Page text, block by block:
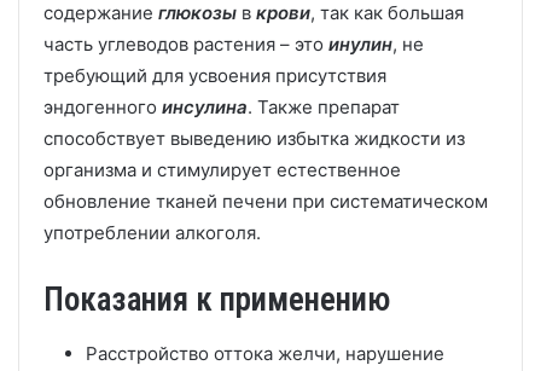
содержание глюкозы в крови, так как большая
часть углеводов растения – это инулин, не
требующий для усвоения присутствия
эндогенного инсулина. Также препарат
способствует выведению избытка жидкости из
организма и стимулирует естественное
обновление тканей печени при систематическом
употреблении алкоголя.
Показания к применению
Расстройство оттока желчи, нарушение